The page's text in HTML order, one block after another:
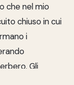
che nel mio
chiuso in cui
i
Gli